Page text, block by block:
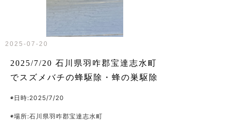
2025-07-20
2025/7/20 石川県羽咋郡宝達志水町
でスズメバチの蜂駆除・蜂の巣駆除
◉日時:2025/7/20
◉場所:石川県羽咋郡宝達志水町